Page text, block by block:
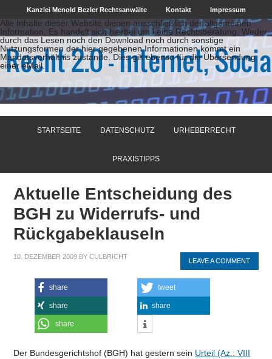
Kanzlei Menold Bezler Rechtsanwälte Kontakt Impressum
Alle Inhalte dieser Website dienen ausschließlich der allgemeinen
Information. Es handelt sich hierbei um keine Rechtsberatung. Weder
durch das Lesen noch den Download noch durch sonstige
Nutzungsformen der hier gegebenen Informationen kommt ein
Mandatsverhältnis zustande. Dies gilt ebenso für die Übersendung
einer eMail.
STARTSEITE DATENSCHUTZ URHEBERRECHT
PRAXISTIPPS
Aktuelle Entscheidung des
BGH zu Widerrufs- und
Rückgabeklauseln
10. DEZEMBER 2009 BYCULBRICHT
LEAVE A COMMENT
share tweet
share share
share
Der Bundesgerichtshof (BGH) hat gestern sein Urteil (Az.: VIII